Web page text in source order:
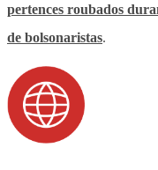
pertences roubados
de bolsonaristas.